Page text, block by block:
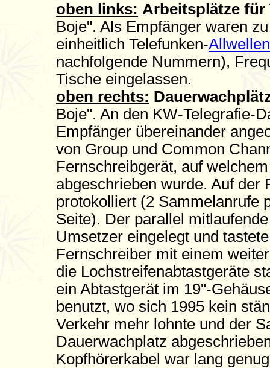
oben links: Arbeitsplätze für
Boje". Als Empfänger waren
einheitlich Telefunken-
nachfolgende Nummern),
Tische eingelassen.
oben rechts:
Boje". An den KW-Telegrafie-
Empfänger übereinander
von Group und Common
Fernschreibgerät, auf
abgeschrieben wurde. Auf der
protokolliert (2 Sammelanrufe
Seite). Der parallel
Umsetzer eingelegt und
Fernschreiber mit einem
die Lochstreifenabtastgeräte
ein Abtastgerät im 19"-
benutzt, wo sich 1995 kein
Verkehr mehr lohnte und der
Dauerwachplatz
Kopfhörerkabel war lang